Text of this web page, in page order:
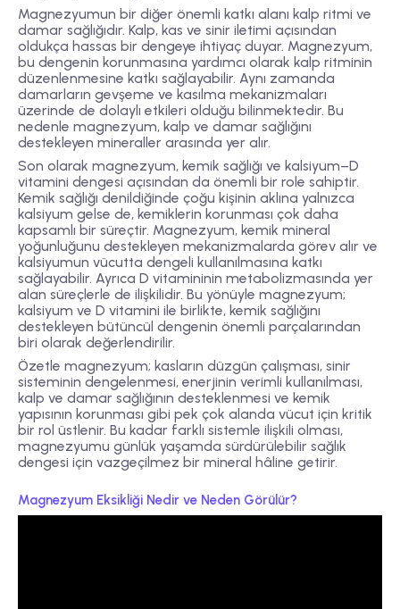
Magnezyumun bir diğer önemli katkı alanı kalp ritmi ve
damar sağlığıdır. Kalp, kas ve sinir iletimi açısından
oldukça hassas bir dengeye ihtiyaç duyar. Magnezyum,
bu dengenin korunmasına yardımcı olarak kalp ritminin
düzenlenmesine katkı sağlayabilir. Aynı zamanda
damarların gevşeme ve kasılma mekanizmaları
üzerinde de dolaylı etkileri olduğu bilinmektedir. Bu
nedenle magnezyum, kalp ve damar sağlığını
destekleyen mineraller arasında yer alır.
Son olarak magnezyum, kemik sağlığı ve kalsiyum–D
vitamini dengesi açısından da önemli bir role sahiptir.
Kemik sağlığı denildiğinde çoğu kişinin aklına yalnızca
kalsiyum gelse de, kemiklerin korunması çok daha
kapsamlı bir süreçtir. Magnezyum, kemik mineral
yoğunluğunu destekleyen mekanizmalarda görev alır ve
kalsiyumun vücutta dengeli kullanılmasına katkı
sağlayabilir. Ayrıca D vitamininin metabolizmasında yer
alan süreçlerle de ilişkilidir. Bu yönüyle magnezyum;
kalsiyum ve D vitamini ile birlikte, kemik sağlığını
destekleyen bütüncül dengenin önemli parçalarından
biri olarak değerlendirilir.
Özetle magnezyum; kasların düzgün çalışması, sinir
sisteminin dengelenmesi, enerjinin verimli kullanılması,
kalp ve damar sağlığının desteklenmesi ve kemik
yapısının korunması gibi pek çok alanda vücut için kritik
bir rol üstlenir. Bu kadar farklı sistemle ilişkili olması,
magnezyumu günlük yaşamda sürdürülebilir sağlık
dengesi için vazgeçilmez bir mineral hâline getirir.
Magnezyum Eksikliği Nedir ve Neden Görülür?